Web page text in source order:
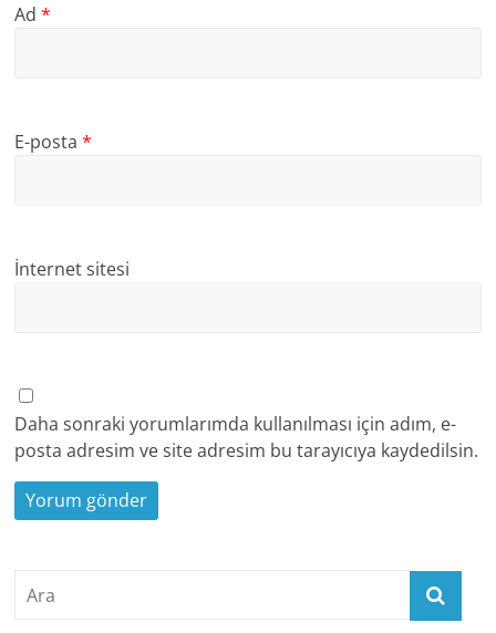
Ad*
E-posta*
İnternet sitesi
Daha sonraki yorumlarımda kullanılması için adım, e-
posta adresim ve site adresim bu tarayıcıya kaydedilsin.